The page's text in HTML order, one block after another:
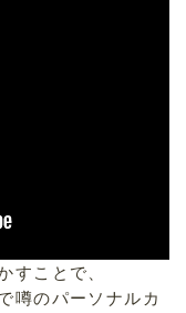
すことで、
噂のパーソナルカ